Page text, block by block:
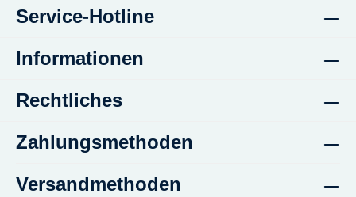
Service-Hotline
Informationen
Rechtliches
Zahlungsmethoden
Versandmethoden